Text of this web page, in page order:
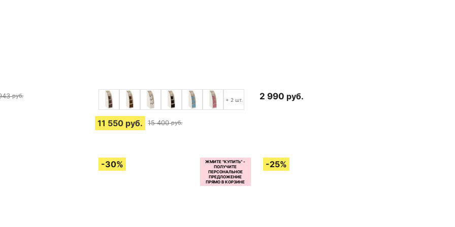
руб.
+ 2 шт.
11 550 руб. 15 400 руб.
2 990 руб.